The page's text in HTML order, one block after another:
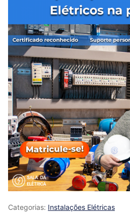
Categorias: Instalações Elétricas